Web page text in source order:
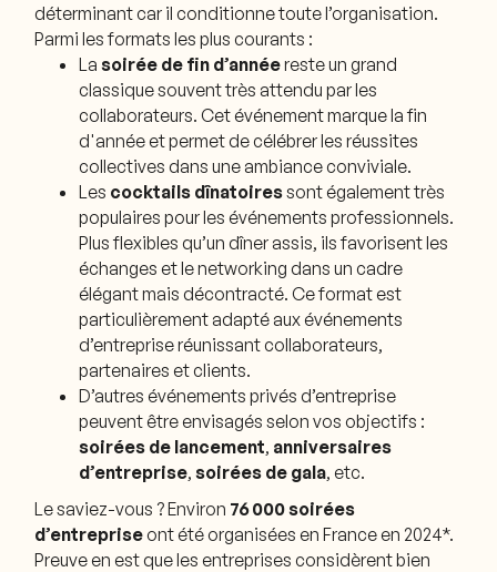
déterminant car il conditionne toute l’organisation.
Parmi les formats les plus courants :
Lasoirée de fin d’annéereste un grand
classique souvent très attendu par les
collaborateurs. Cet événement marque la fin
d'année et permet de célébrer les réussites
collectives dans une ambiance conviviale.
Les cocktails dînatoiressont également très
populaires pour les événements professionnels.
Plus flexibles qu’un dîner assis, ils favorisent les
échanges et le networking dans un cadre
élégant mais décontracté. Ce format est
particulièrement adapté aux événements
d’entreprise réunissant collaborateurs,
partenaires et clients.
D’autres événements privés d’entreprise
peuvent être envisagés selon vos objectifs :
soirées de lancement, anniversaires
d’entreprise,soirées de gala, etc.
Le saviez-vous ? Environ 76 000 soirées
d’entrepriseont été organisées en France en 2024*.
Preuve en est que les entreprises considèrent bien